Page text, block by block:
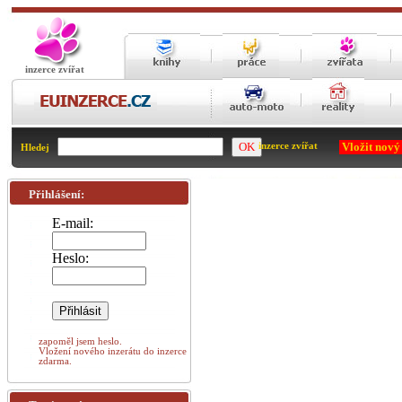
inzerce zvířat
Hledej inzerce zvířat Vložit
Přihlášení:
E-mail:
Heslo:
zapoměl jsem heslo.
Vložení nového inzerátu do inzerce
zdarma.